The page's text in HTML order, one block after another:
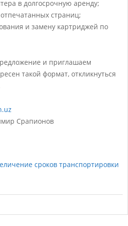
в долгосрочную аренду;
страниц;
и замену картриджей по
и приглашаем
такой формат, откликнуться
Срапионов
сроков транспортировки